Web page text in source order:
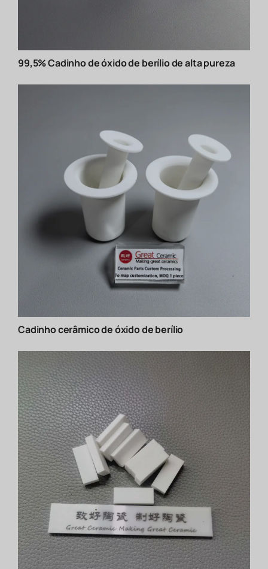
99,5% Cadinho de óxido de berílio de alta pureza
Cadinho cerâmico de óxido de berílio